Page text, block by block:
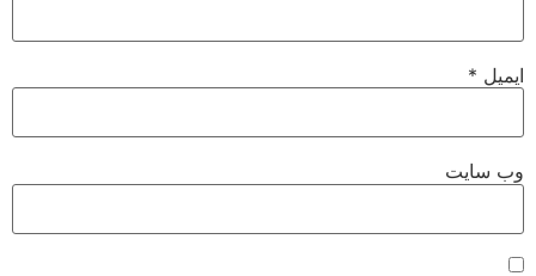
ایمیل*
وب‌ سایت